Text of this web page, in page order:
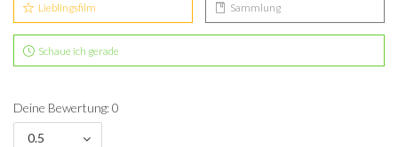
Lieblingsfilm Sammlung
Schaue ich gerade
Deine Bewertung: 0
0.5